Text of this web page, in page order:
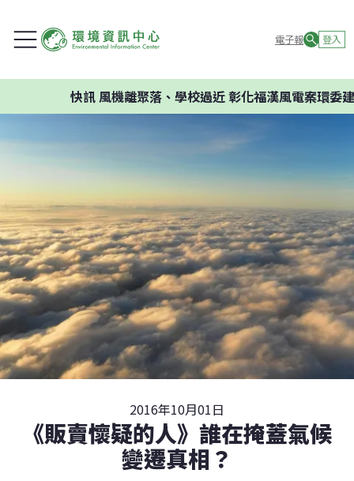
電子報 登入
風機離聚落、學校過近 彰化福漢風電案環委建議不
2016年10月01日
《販賣懷疑的人》誰在掩蓋氣候
變遷真相？